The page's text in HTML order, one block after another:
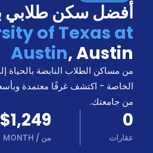
حجز
السكن
من
نحن؟
المدونة
أخبر
أصدقائك
و
اكسب
كن
شريكا
الدعم
أفضل سكن طلابي
of Texas at
Austin,Austin
من مساكن الطلاب النابضة بالحياة
الخاصة - اكتشف غرفًا معتمدة
من جامعتك.
0
عقارات
$1,249
من /
MONTH